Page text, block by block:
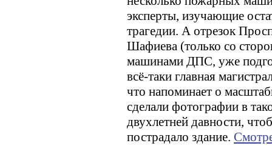
эксперты, изучающие
трагедии. А отрезок
Шафиева (только со
машинами ДПС, уже
всё-таки главная
что напоминает о
сделали фотографии в
двухлетней давности,
пострадало здание.